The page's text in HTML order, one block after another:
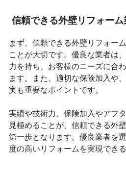
信頼できる外壁リフォー
まず、信頼できる外壁リフォー
ことが大切です。優良な業者は
力を持ち、お客様のニーズに合
ます。また、適切な保険加入や
実も重要なポイントです。
実績や技術力、保険加入やアフ
見極めることが、信頼できる外
第一歩となります。優良業者を
度の高いリフォームを実現できる